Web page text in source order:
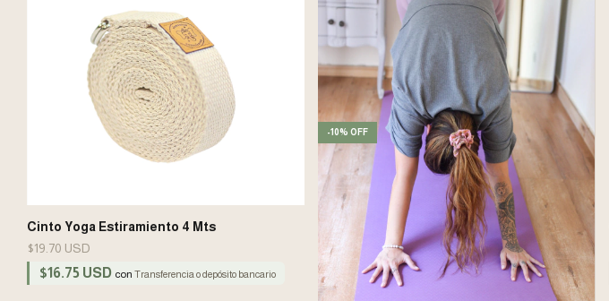
Cinto Yoga Estiramiento 4 Mts
$19.70 USD
$16.75 USD con Transferencia o depósito bancario
-10% OFF